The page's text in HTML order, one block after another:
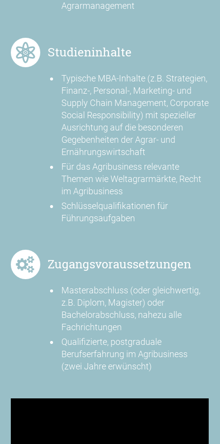
Agrarmanagement
Studieninhalte
Typische MBA-Inhalte (z.B. Strategien,
Finanz-, Personal-, Marketing- und
Supply Chain Management, Corporate
Social Responsibility) mit spezieller
Ausrichtung auf die besonderen
Gegebenheiten der Agrar- und
Ernährungswirtschaft
Für das Agribusiness relevante
Themen wie Weltagrarmärkte, Recht
im Agribusiness
Schlüsselqualifikationen für
Führungsaufgaben
Zugangsvoraussetzungen
Masterabschluss (oder gleichwertig,
z.B. Diplom, Magister) oder
Bachelorabschluss, nahezu alle
Fachrichtungen
Qualifizierte, postgraduale
Berufserfahrung im Agribusiness
(zwei Jahre erwünscht)